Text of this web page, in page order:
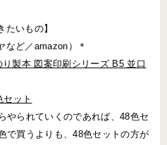
たいもの】
など／amazon）＊
製本 図案印刷シリーズ B5 並口
セット
やられていくのであれば、 48色セ
で買うよりも、48色セットの方が